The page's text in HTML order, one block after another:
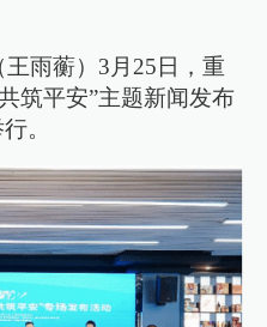
雨蘅）3月25日，重
筑平安”主题新闻发布
。